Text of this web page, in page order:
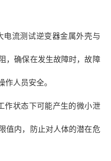
电流测试逆变器金属外壳与
，确保在发生故障时，故障
作人员安全。
作状态下可能产生的微小泄
值内，防止对人体的潜在危